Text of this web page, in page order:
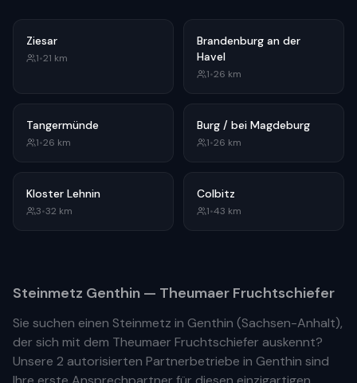
Ziesar
1•21 km
Brandenburg an der
Havel
1•26 km
Tangermünde
1•26 km
Burg / bei Magdeburg
1•26 km
Kloster Lehnin
3•32 km
Colbitz
1•43 km
Steinmetz Genthin — Theumaer Fruchtschiefer
Sie suchen einen Steinmetz in Genthin (Sachsen-Anhalt),
der sich mit dem Theumaer Fruchtschiefer auskennt?
Unsere 2 autorisierten Partnerbetriebe in Genthin sind